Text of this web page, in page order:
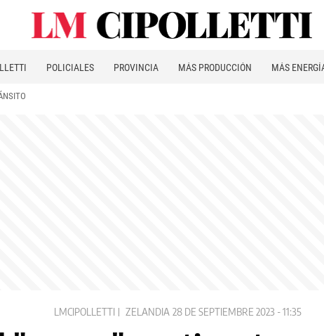
POLICIALES PROVINCIA MÁS PRODUCCIÓN MÁS
LMCIPOLLETTI ZELANDIA 28 DE SEPTIEMBRE 2023 - 11:35